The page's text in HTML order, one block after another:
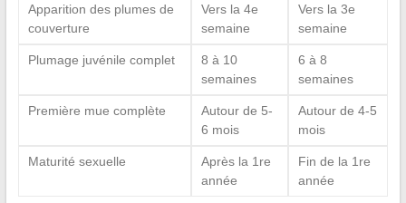
Apparition des plumes de
couverture
Vers la 4e
semaine
Vers la 3e
semaine
Plumage juvénile complet
8 à 10
semaines
6 à 8
semaines
Première mue complète
Autour de 5-
6 mois
Autour de 4-5
mois
Maturité sexuelle
Après la 1re
année
Fin de la 1re
année